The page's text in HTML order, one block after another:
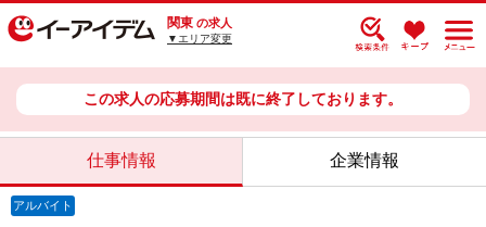
関東 の求人
▼エリア変更
この求人の応募期間は既に終了しております。
仕事情報 企業情報
アルバイト